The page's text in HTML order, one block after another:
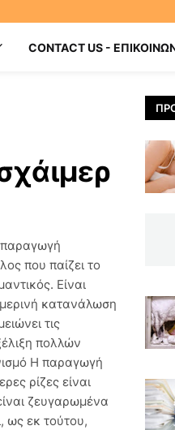
CONTACT US -
παραγωγή
που παίζει το
Είναι
κατανάλωση
τις
πολλών
Η παραγωγή
ρίζες είναι
ζευγαρωμένα
ως εκ τούτου,